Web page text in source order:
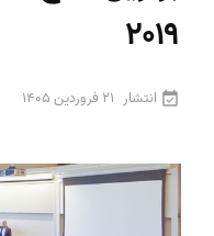
۲۰۱۹
انتشار 21 فروردین 1405